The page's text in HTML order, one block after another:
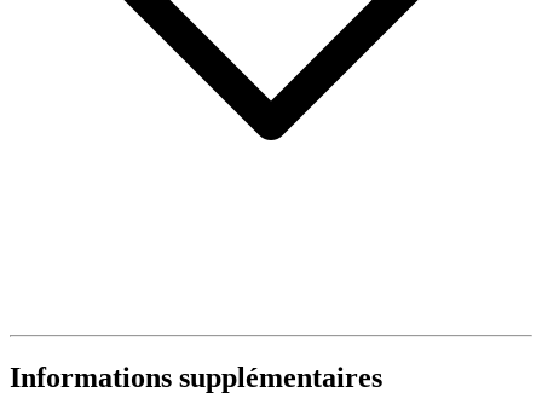
Informations supplémentaires